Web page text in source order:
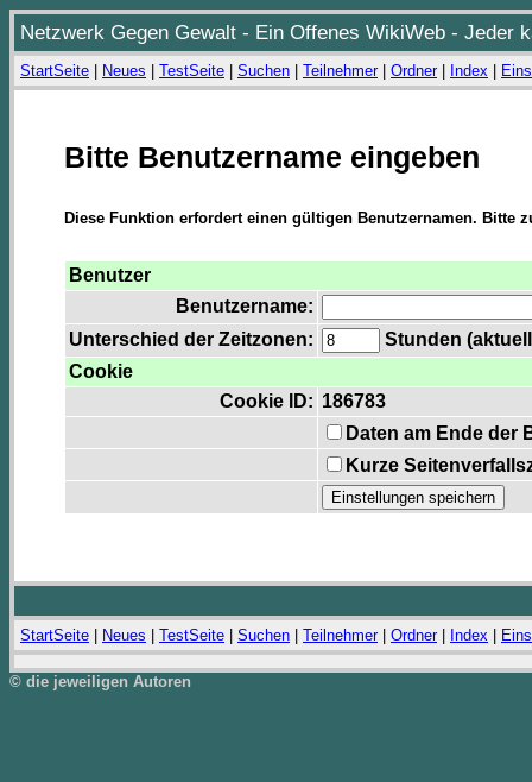
Netzwerk Gegen Gewalt - Ein Offenes WikiWeb - Jeder
StartSeite Neues TestSeite Suchen Teilnehmer| Ordner| Index
Bitte Benutzername eingeben
Diese Funktion erfordert einen gültigen Benutzernamen. Bitte
Benutzer
Benutzername:
Unterschied der Zeitzonen:
Stunden
Cookie
Cookie ID: 186783
Daten am Ende der
Kurze
StartSeite Neues TestSeite Suchen Teilnehmer| Ordner| Index
© die jeweiligen Autoren